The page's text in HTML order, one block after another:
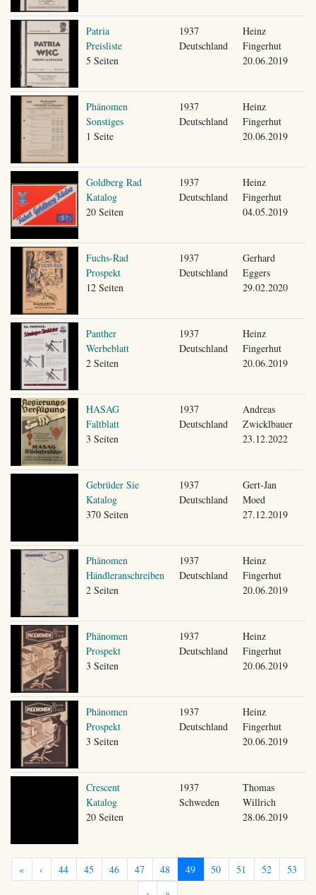
Patria
Preisliste
5 Seiten
1937
Deutschland
Heinz
Fingerhut
20.06.2019
Phänomen
Sonstiges
1 Seite
1937
Deutschland
Heinz
Fingerhut
20.06.2019
Goldberg Rad
Katalog
20 Seiten
1937
Deutschland
Heinz
Fingerhut
04.05.2019
Fuchs-Rad
Prospekt
12 Seiten
1937
Deutschland
Gerhard
Eggers
29.02.2020
Panther
Werbeblatt
2 Seiten
1937
Deutschland
Heinz
Fingerhut
20.06.2019
HASAG
Faltblatt
3 Seiten
1937
Deutschland
Andreas
Zwicklbauer
23.12.2022
Gebrüder Sie
Katalog
370 Seiten
1937
Deutschland
Gert-Jan
Moed
27.12.2019
Phänomen
Händleranschreiben
2 Seiten
1937
Deutschland
Heinz
Fingerhut
20.06.2019
Phänomen
Prospekt
3 Seiten
1937
Deutschland
Heinz
Fingerhut
20.06.2019
Phänomen
Prospekt
3 Seiten
1937
Deutschland
Heinz
Fingerhut
20.06.2019
Crescent
Katalog
20 Seiten
1937
Schweden
Thomas
Willrich
28.06.2019
« ‹ 44 45 46 47 48 49 50 51 52
53
›
»